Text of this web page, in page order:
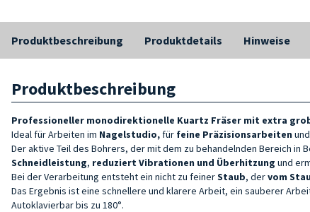
Produktbeschreibung Produktdetails Hinweise
Produktbeschreibung
Professioneller monodirektionelle Kuartz Fräser mit extra
Ideal für Arbeiten im Nagelstudio, für feine Präzisionsarbeiten
Der aktive Teil des Bohrers, der mit dem zu behandelnden Bereich in
Schneidleistung, reduziertVibrationen und Überhitzung und
Bei der Verarbeitung entsteht ein nicht zu feinerStaub, dervom
Das Ergebnis ist eine schnellere und klarere Arbeit, ein sauberer
Autoklavierbar bis zu 180°.